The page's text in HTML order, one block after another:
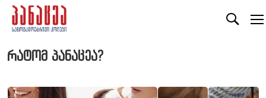
რატომ პანაცეა?